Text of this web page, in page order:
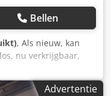
Bellen
, Als nieuw, kan
nu verkrijgbaar,
Dcjdpfozq Su Ssx
Advertentie